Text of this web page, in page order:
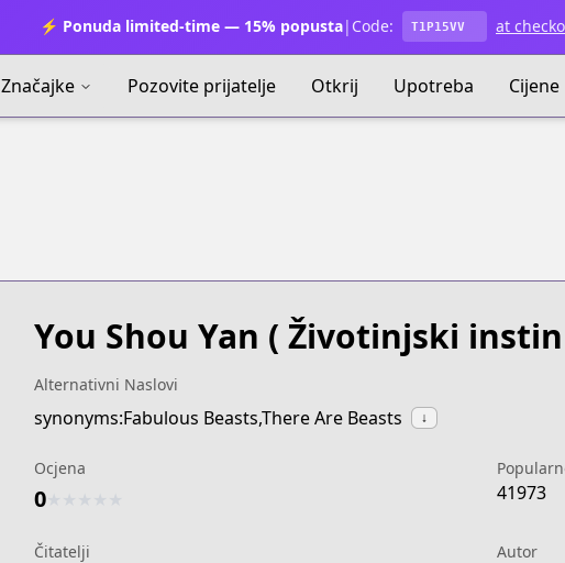
⚡ Ponuda limited-time — 15% popusta| Code: T1P15VV at
Značajke Pozovite prijatelje Otkrij Upotreba Cijene
You Shou Yan ( Životinjski
Alternativni Naslovi
synonyms:Fabulous Beasts,There Are Beasts ↓
Ocjena
0★ 41973
Čitatelji Autor